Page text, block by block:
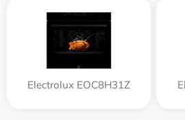
Electrolux EOC8H31Z